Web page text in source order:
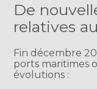
De
relatives
Fin décembre
ports maritimes
évolutions :